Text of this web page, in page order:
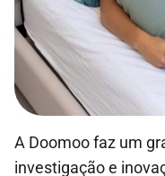
A Doomoo faz um
investigação e